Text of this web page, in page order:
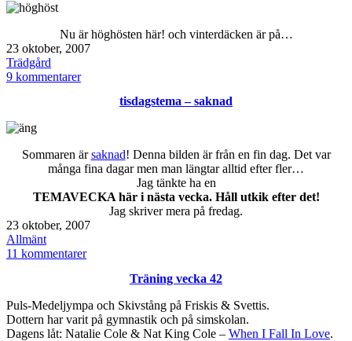
Nu är höghösten här! och vinterdäcken är på…
Publicerat
den
23 oktober, 2007
Kategoriserat
som
Trädgård
9 kommentarertill
tisdagstema – saknad
Sommaren ärsaknad! Denna bilden är från en fin dag. Det var
många fina dagar men man längtar alltid efter fler…
Jag tänkte ha en
TEMAVECKA här i nästa vecka. Håll utkik efter det!
Jag skriver mera på fredag.
Publicerat
den
23 oktober, 2007
Kategoriserat
som
Allmänt
11 kommentarertill
Träning vecka 42
Puls-Medeljympa och Skivstång på Friskis & Svettis.
Dottern har varit på gymnastik och på simskolan.
Dagens låt: Natalie Cole & Nat King Cole – When I Fall In Love.